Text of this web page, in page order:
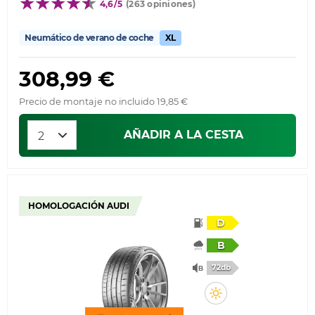
4,6/5 (263 opiniones)
Neumático de verano de coche XL
308,99 €
Precio de montaje no incluido 19,85 €
AÑADIR A LA CESTA
HOMOLOGACIÓN AUDI
D
B
72db